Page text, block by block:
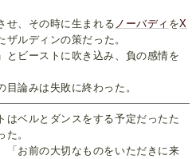
せ、その時に生まれる ノーバディ をX
ルディンの策だった。
とビーストに吹き込み、負の感情を
論みは失敗に終わった。
はベルとダンスをする予定だったた
。
「お前の大切なものをいただきに来